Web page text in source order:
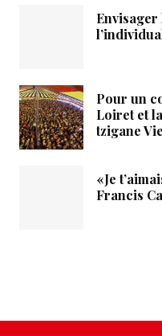
Pour un
Loiret et
tzigane
«Je
Francis